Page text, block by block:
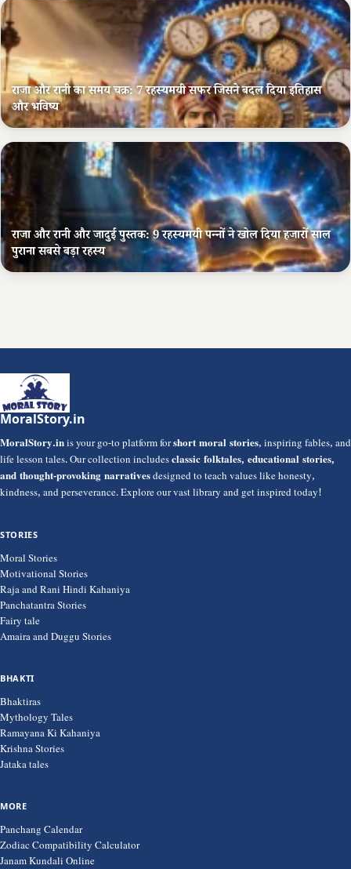
राजा और रानी का समय चक्र: 7 रहस्यमयी सफर जिसने बदल दिया इतिहास
और भविष्य
राजा और रानी और जादुई पुस्तक: 9 रहस्यमयी पन्नों ने खोल दिया हजारों साल
पुराना सबसे बड़ा रहस्य
MoralStory.in
MoralStory.inis your go-to platform forshort moral stories, inspiring fables, and
life lesson tales. Our collection includesclassic folktales, educational stories,
and thought-provoking narrativesdesigned to teach values like honesty,
kindness, and perseverance. Explore our vast library and get inspired today!
STORIES
Moral Stories
Motivational Stories
Raja and Rani Hindi Kahaniya
Panchatantra Stories
Fairy tale
Amaira and Duggu Stories
BHAKTI
Bhaktiras
Mythology Tales
Ramayana Ki Kahaniya
Krishna Stories
Jataka tales
MORE
Panchang Calendar
Zodiac Compatibility Calculator
Janam Kundali Online